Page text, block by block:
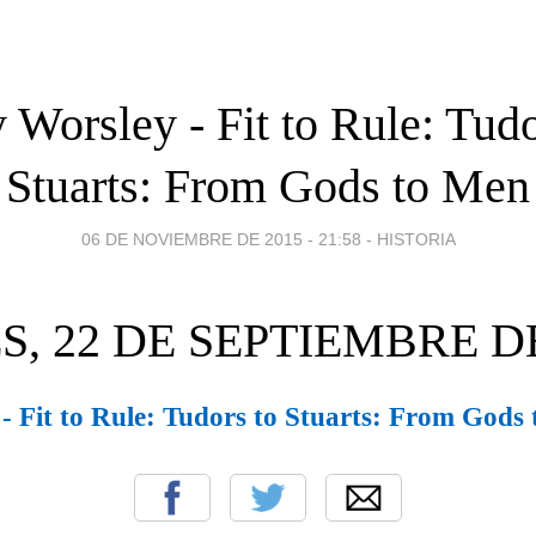
Worsley - Fit to Rule:
Stuarts: From Gods to Men
06 DE NOVIEMBRE DE 2015 - 21:58 - HISTORIA
22 DE SEPTIEMBRE
Fit to Rule: Tudors to Stuarts: From Gods